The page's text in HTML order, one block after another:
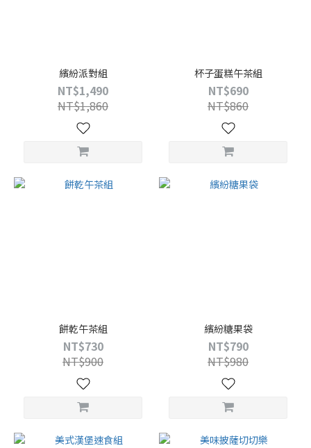
繽紛派對組
NT$1,490
NT$1,860
杯子蛋糕午茶組
NT$690
NT$860
餅乾午茶組
NT$730
NT$900
繽紛糖果袋
NT$790
NT$980